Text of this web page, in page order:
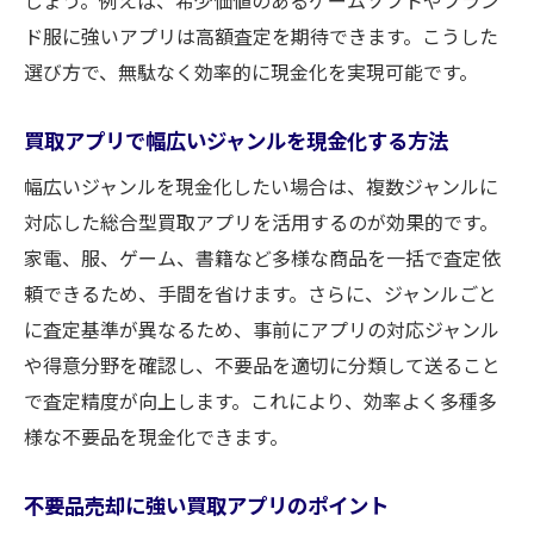
ド服に強いアプリは高額査定を期待できます。こうした
選び方で、無駄なく効率的に現金化を実現可能です。
買取アプリで幅広いジャンルを現金化する方法
幅広いジャンルを現金化したい場合は、複数ジャンルに
対応した総合型買取アプリを活用するのが効果的です。
家電、服、ゲーム、書籍など多様な商品を一括で査定依
頼できるため、手間を省けます。さらに、ジャンルごと
に査定基準が異なるため、事前にアプリの対応ジャンル
や得意分野を確認し、不要品を適切に分類して送ること
で査定精度が向上します。これにより、効率よく多種多
様な不要品を現金化できます。
不要品売却に強い買取アプリのポイント